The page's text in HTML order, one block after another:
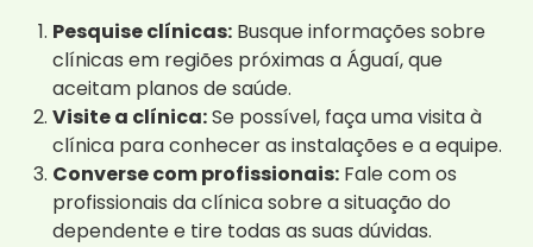
Pesquise clínicas: Busque informações sobre
clínicas em regiões próximas a Águaí, que
aceitam planos de saúde.
Visite a clínica:Se possível, faça uma visita à
clínica para conhecer as instalações e a equipe.
Converse com profissionais: Fale com os
profissionais da clínica sobre a situação do
dependente e tire todas as suas dúvidas.